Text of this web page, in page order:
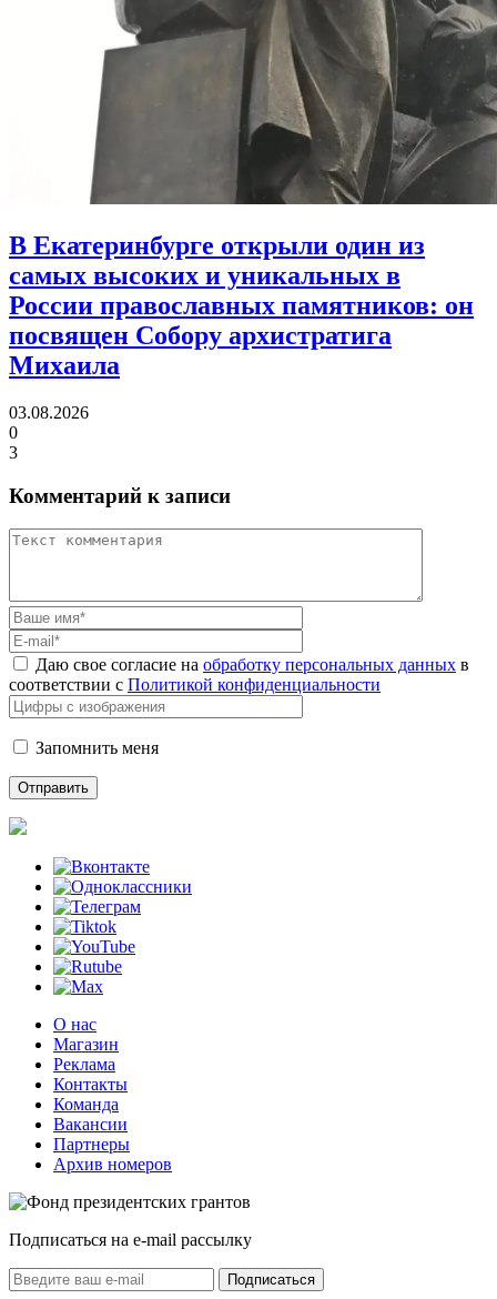
В Екатеринбурге открыли один из
самых высоких и уникальных в
России православных памятников: он
посвящен Собору архистратига
Михаила
03.08.2026
0
3
Комментарий к записи
Даю свое согласие на обработку персональных данных в
соответствии с Политикой конфиденциальности
Запомнить меня
О нас
Магазин
Реклама
Контакты
Команда
Вакансии
Партнеры
Архив номеров
Подписаться на e-mail рассылку
Подписаться